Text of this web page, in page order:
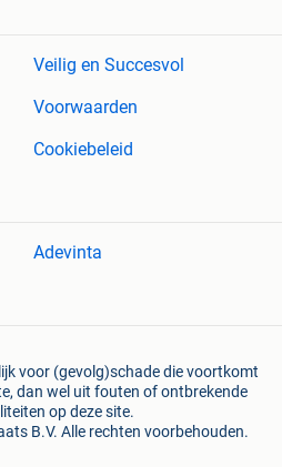
Veilig en Succesvol
Voorwaarden
Cookiebeleid
Adevinta
voor (gevolg)schade die voortkomt
dan wel uit fouten of ontbrekende
op deze site.
B.V. Alle rechten voorbehouden.